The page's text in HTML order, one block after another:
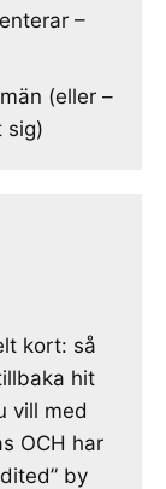
–
(eller –
sig)
kort: så
hit
vill med
OCH har
by